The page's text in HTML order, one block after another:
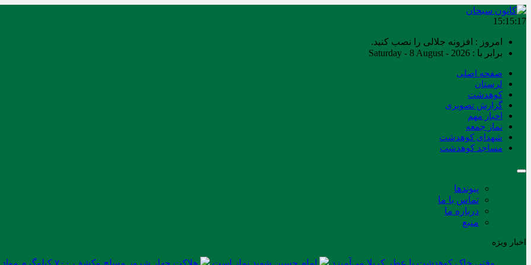
15:15:17
امروز : افزونه جلالی را نصب کنید.
برابر با : Saturday - 8 August - 2026
صفحه اصلی
لرستان
کوهدشت
گزارش تصویری
اخبار مهم
نماز جمعه
شهدای کوهدشت
مساجد کوهدشت
پیوندها
تماس با ما
درباره ما
منبع
اخبار ویژه
وقتی خاک کوهدشت با عطر کربلا می‌آمیزد امام حسین شهید نماز است هلاکت چهار شرور مسلح وکشف ۷۰۰ کیلوگرم مواد مخدر